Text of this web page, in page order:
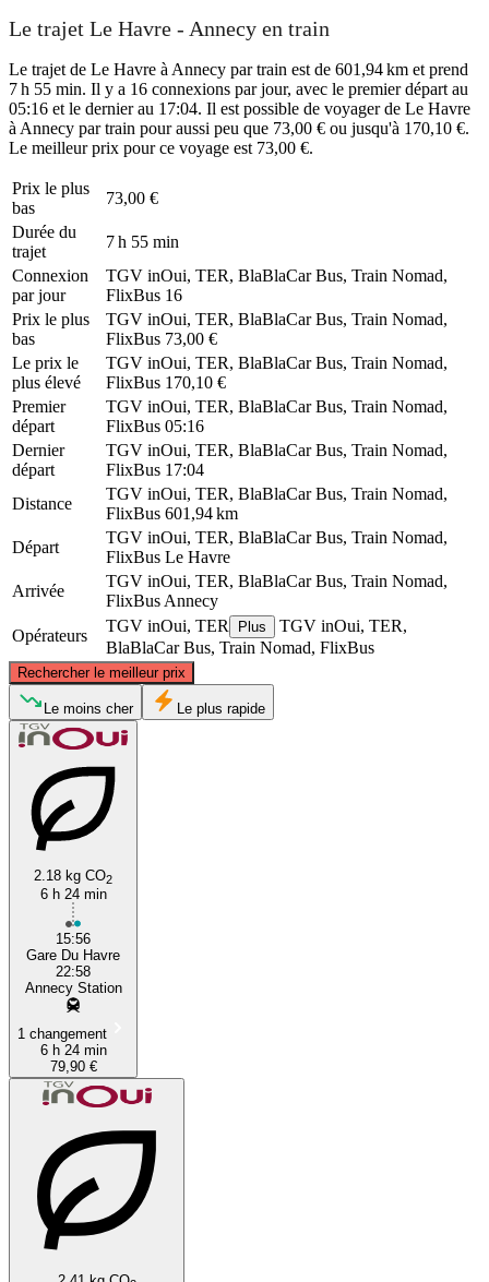
Le trajet Le Havre - Annecy en train
Le trajet de Le Havre à Annecy par train est de 601,94 km et prend
7 h 55 min. Il y a 16 connexions par jour, avec le premier départ au
05:16 et le dernier au 17:04. Il est possible de voyager de Le Havre
à Annecy par train pour aussi peu que 73,00 € ou jusqu'à 170,10 €.
Le meilleur prix pour ce voyage est 73,00 €.
Prix ​​le plus
bas
73,00 €
Durée du
trajet
7 h 55 min
Connexion
par jour
TGV inOui, TER, BlaBlaCar Bus, Train Nomad,
FlixBus 16
Prix ​​le plus
bas
TGV inOui, TER, BlaBlaCar Bus, Train Nomad,
FlixBus 73,00 €
Le prix le
plus élevé
TGV inOui, TER, BlaBlaCar Bus, Train Nomad,
FlixBus 170,10 €
Premier
départ
TGV inOui, TER, BlaBlaCar Bus, Train Nomad,
FlixBus 05:16
Dernier
départ
TGV inOui, TER, BlaBlaCar Bus, Train Nomad,
FlixBus 17:04
Distance
TGV inOui, TER, BlaBlaCar Bus, Train Nomad,
FlixBus 601,94 km
Départ
TGV inOui, TER, BlaBlaCar Bus, Train Nomad,
FlixBus Le Havre
Arrivée
TGV inOui, TER, BlaBlaCar Bus, Train Nomad,
FlixBus Annecy
Opérateurs
TGV inOui, TER Plus
TGV inOui, TER,
BlaBlaCar Bus, Train Nomad, FlixBus
Rechercher le meilleur prix
Le Havre
©CARTO, © OpenStreetMap
Le moins cher Le plus rapide
2.18 kg CO2
6 h 24 min
15:56
Gare Du Havre
22:58
Annecy Station
1 changement
6 h 24 min
79,90 €